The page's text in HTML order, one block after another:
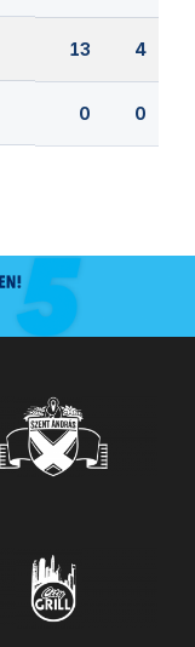
13 4
0 0